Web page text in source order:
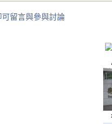
可留言與參與討論